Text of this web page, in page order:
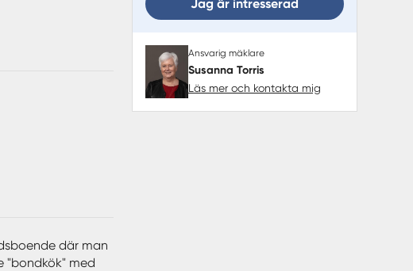
Jag är intresserad
Ansvarig mäklare
Susanna Torris
Läs mer och kontakta mig
där man
"bondkök" med